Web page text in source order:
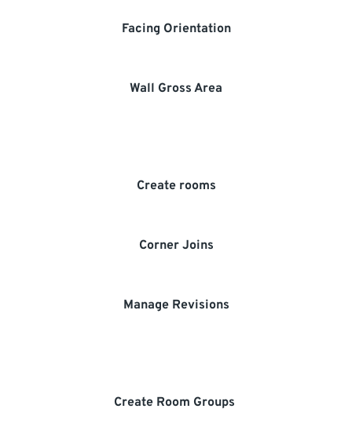
Facing Orientation
Wall Gross Area
Create rooms
Corner Joins
Manage Revisions
Create Room Groups